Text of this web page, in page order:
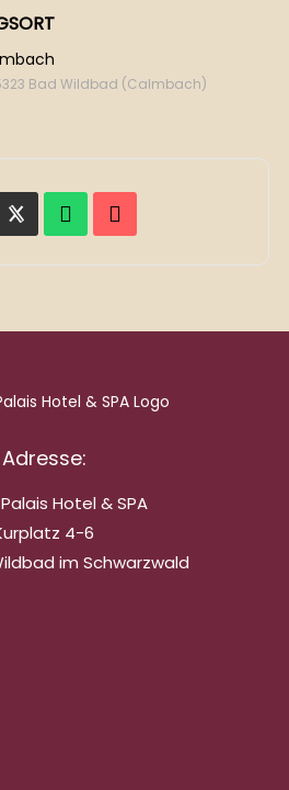
Bad Wildbad (Calmbach)
Adresse:
Palais Hotel & SPA
4-6
im Schwarzwald